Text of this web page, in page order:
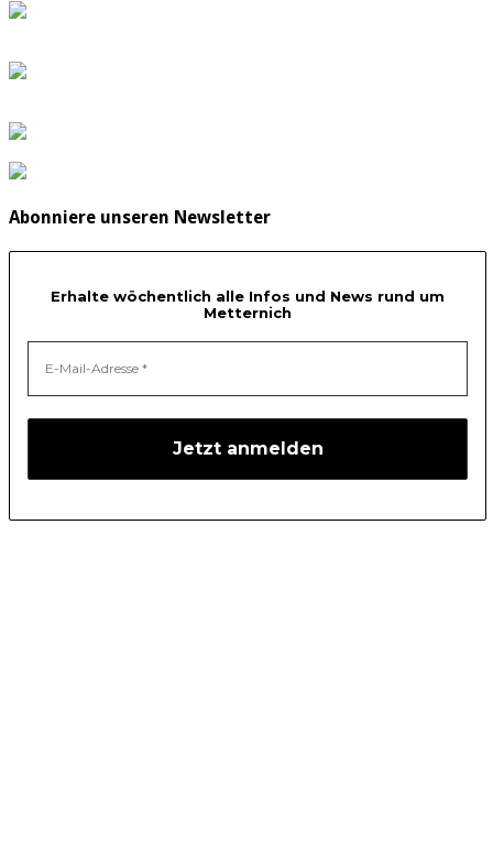
Abonniere unseren Newsletter
Erhalte wöchentlich alle Infos und News rund um
Metternich